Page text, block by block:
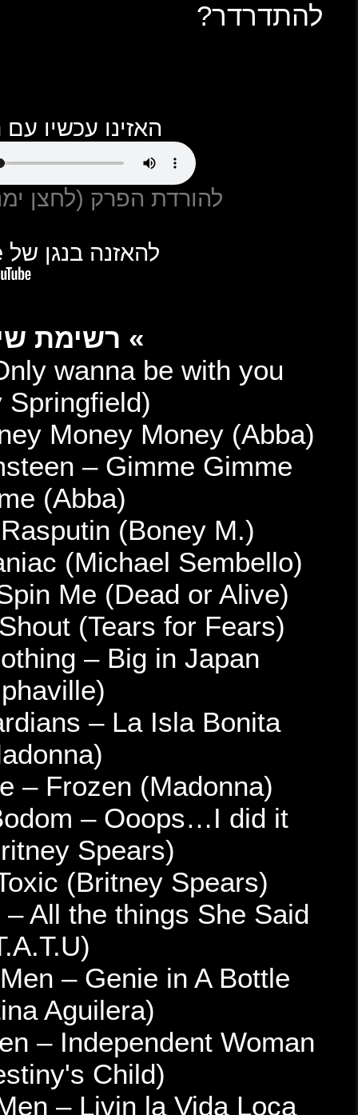
ימני + שמור קובץ)
01 – Volbeat – I Only
02 – At Vance – Money
03 – Yngwie
04 – Turisas –
05 – Firewind – Maniac
06 – Dope – You Spin
07 – Disturbed –
08 – Prey for
09 – Twilight
10 – Thy Disease –
11 – Children of
12 – Trollfest – Toxic
13 – The Berzerker –
14 – Ten Masked Men
15 – Ten Masked Men –
16 – Ten Masked Men